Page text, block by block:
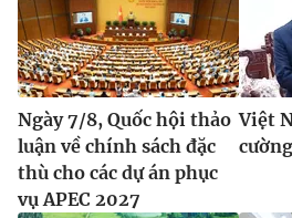
Ngày 7/8, Quốc hội thảo
luận về chính sách đặc
thù cho các dự án phục
vụ APEC 2027
Việt